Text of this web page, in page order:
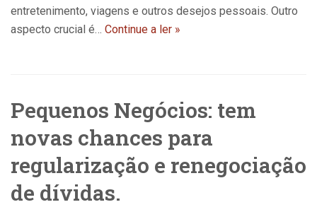
entretenimento, viagens e outros desejos pessoais. Outro
aspecto crucial é… Continue a ler »
Pequenos Negócios: tem
novas chances para
regularização e renegociação
de dívidas.